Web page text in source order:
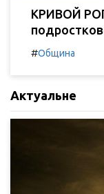
КРИВОЙ
#Община
Актуальне